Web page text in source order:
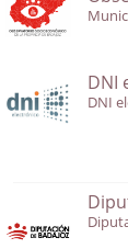
DNI
DNI